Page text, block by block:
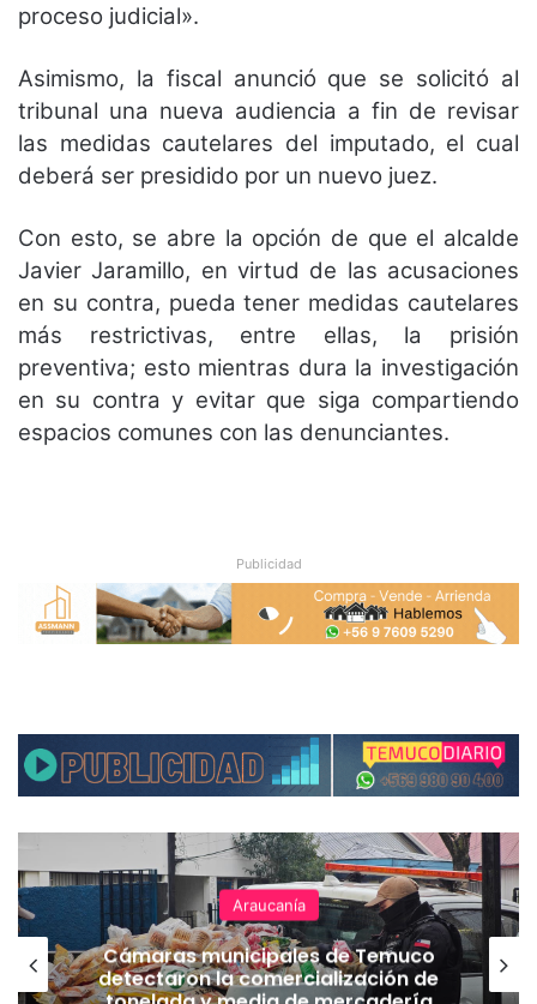
proceso judicial».
Asimismo, la fiscal anunció que se solicitó al
tribunal una nueva audiencia a fin de revisar
las medidas cautelares del imputado, el cual
deberá ser presidido por un nuevo juez.
Con esto, se abre la opción de que el alcalde
Javier Jaramillo, en virtud de las acusaciones
en su contra, pueda tener medidas cautelares
más restrictivas, entre ellas, la prisión
preventiva; esto mientras dura la investigación
en su contra y evitar que siga compartiendo
espacios comunes con las denunciantes.
Publicidad
Araucanía
Cámaras municipales de Temuco
detectaron la comercialización de